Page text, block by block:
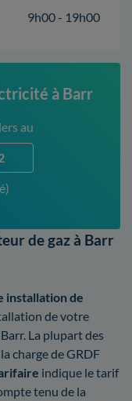
9h00 - 19h00
à Barr
au
de gaz à Barr
installation de
de votre
La plupart des
charge de GRDF
indique le tarif
tenu de la